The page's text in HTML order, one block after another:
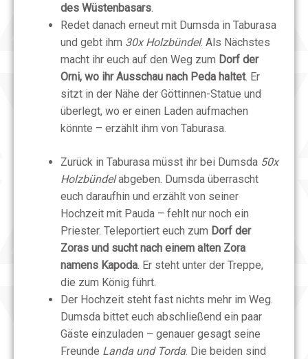
des Wüstenbasars
Redet danach erneut mit Dumsda in Taburasa
und gebt ihm 30x Holzbündel. Als Nächstes
macht ihr euch auf den Weg zum Dorf der
Orni, wo ihr Ausschau nach Peda haltet. Er
sitzt in der Nähe der Göttinnen-Statue und
überlegt, wo er einen Laden aufmachen
könnte – erzählt ihm von Taburasa.
Zurück in Taburasa müsst ihr bei Dumsda 50x
Holzbündelabgeben. Dumsda überrascht
euch daraufhin und erzählt von seiner
Hochzeit mit Pauda – fehlt nur noch ein
Priester. Teleportiert euch zum Dorf der
Zoras und sucht nach einem alten Zora
namens Kapoda . Er steht unter der Treppe,
die zum König führt.
Der Hochzeit steht fast nichts mehr im Weg.
Dumsda bittet euch abschließend ein paar
Gäste einzuladen – genauer gesagt seine
Freunde Landa und Torda . Die beiden sind